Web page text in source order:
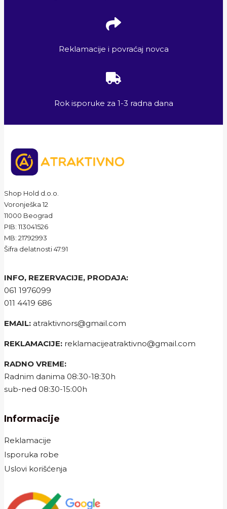
Reklamacije i povraćaj novca
Rok isporuke za 1-3 radna dana
Shop Hold d.o.o.
Voronješka 12
11000 Beograd
PIB: 113041526
MB: 21792993
Šifra delatnosti 47.91
INFO, REZERVACIJE, PRODAJA:
061 1976099
011 4419 686
EMAIL: atraktivnors@gmail.com
REKLAMACIJE: reklamacijeatraktivno@gmail.com
RADNO VREME:
Radnim danima 08:30-18:30h
sub-ned 08:30-15:00h
Informacije
Reklamacije
Isporuka robe
Uslovi korišćenja